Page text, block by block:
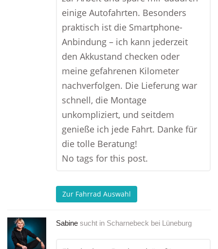
einige Autofahrten. Besonders
praktisch ist die Smartphone-
Anbindung – ich kann jederzeit
den Akkustand checken oder
meine gefahrenen Kilometer
nachverfolgen. Die Lieferung war
schnell, die Montage
unkompliziert, und seitdem
genieße ich jede Fahrt. Danke für
die tolle Beratung!
No tags for this post.
Zur Fahrrad Auswahl
Sabine sucht in Scharnebeck bei Lüneburg